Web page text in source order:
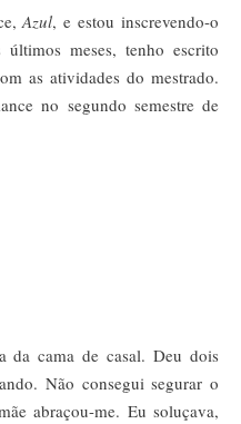
Azul, e estou inscrevendo-o
meses, tenho escrito
as atividades do mestrado.
no segundo semestre de
da cama de casal. Deu dois
Não consegui segurar o
abraçou-me. Eu soluçava,